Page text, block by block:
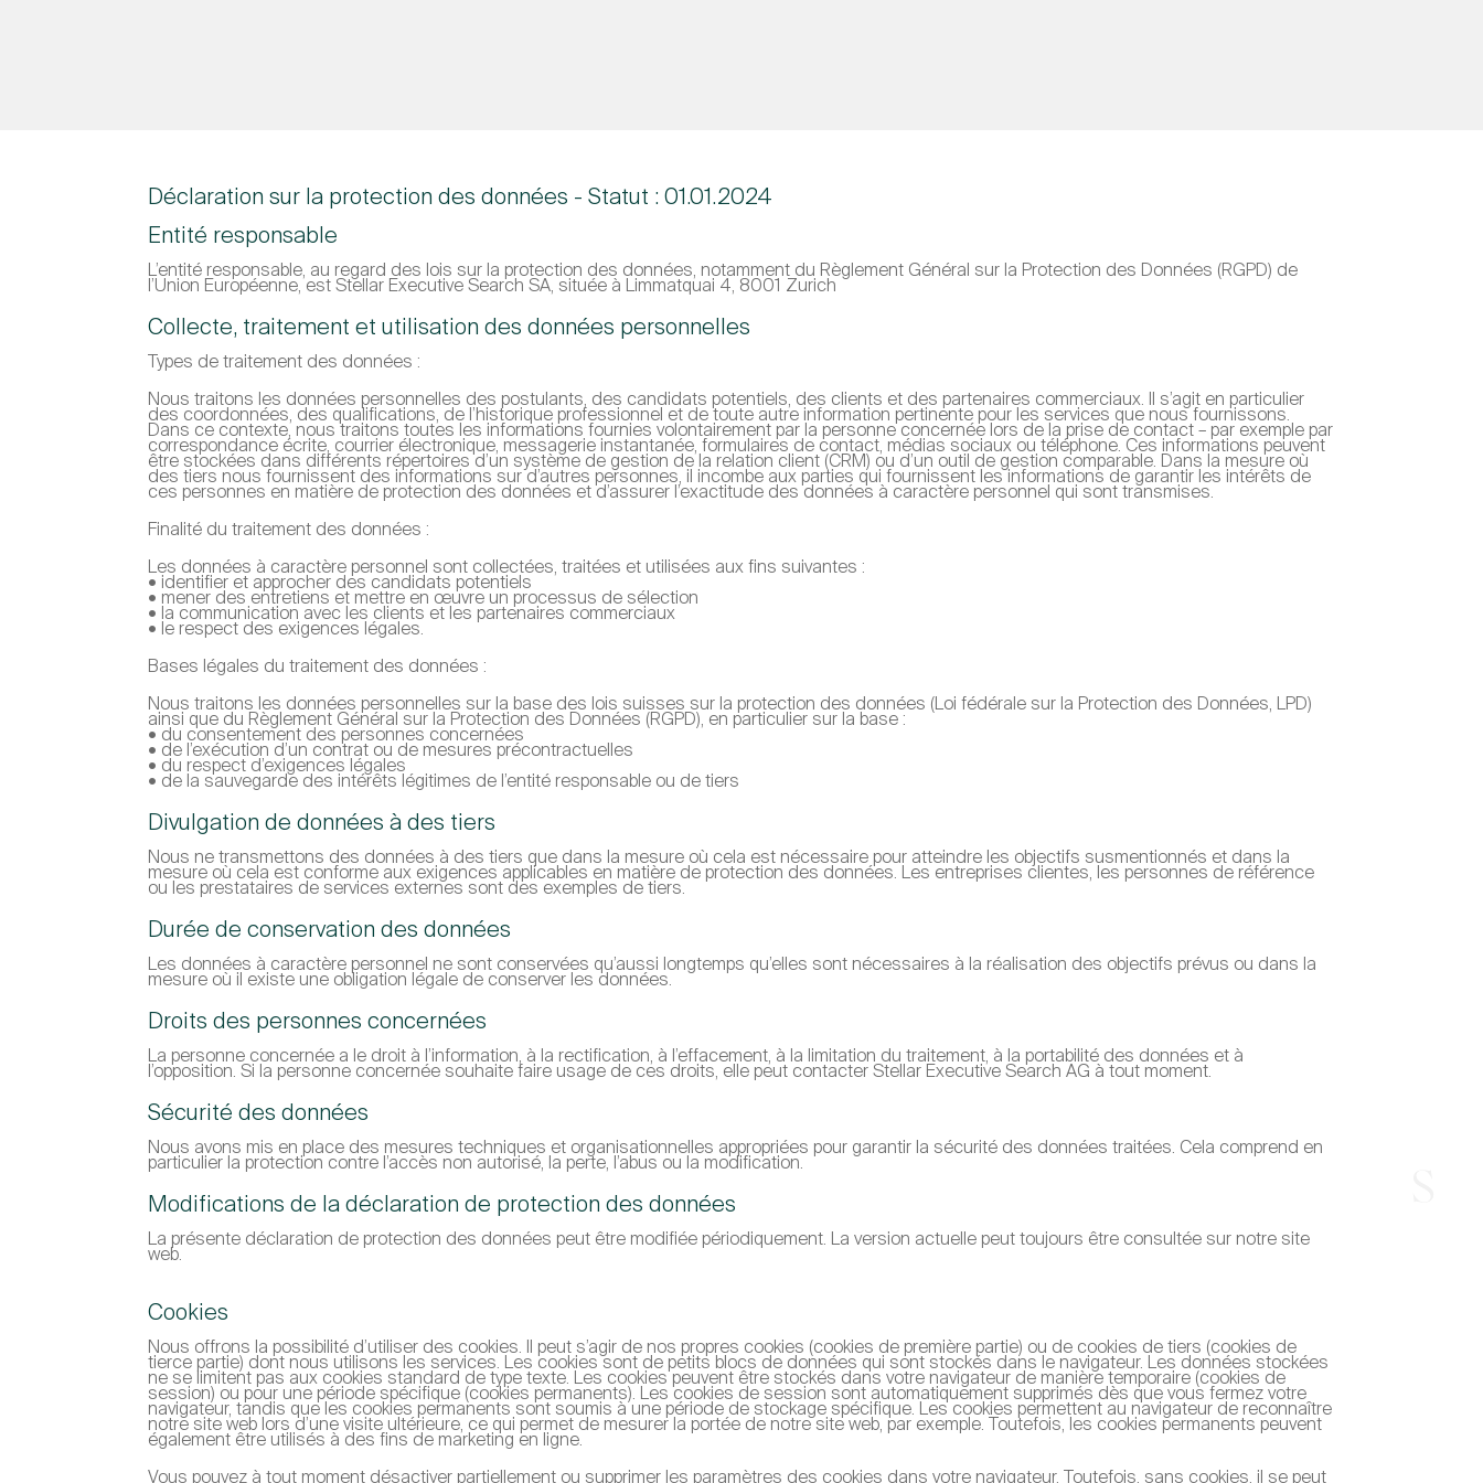
Déclaration sur la protection des données - Statut : 01.01.2024
Entité responsable
L’entité responsable, au regard des lois sur la protection des données, notamment du Règlement Général sur la Protection des Données (RGPD) de
l’Union Européenne, est Stellar Executive Search SA, située à Limmatquai 4, 8001 Zurich
Collecte, traitement et utilisation des données personnelles
Types de traitement des données :
Nous traitons les données personnelles des postulants, des candidats potentiels, des clients et des partenaires commerciaux. Il s’agit en particulier
des coordonnées, des qualifications, de l’historique professionnel et de toute autre information pertinente pour les services que nous fournissons.
Dans ce contexte, nous traitons toutes les informations fournies volontairement par la personne concernée lors de la prise de contact – par exemple par
correspondance écrite, courrier électronique, messagerie instantanée, formulaires de contact, médias sociaux ou téléphone. Ces informations peuvent
être stockées dans différents répertoires d’un système de gestion de la relation client (CRM) ou d’un outil de gestion comparable. Dans la mesure où
des tiers nous fournissent des informations sur d’autres personnes, il incombe aux parties qui fournissent les informations de garantir les intérêts de
ces personnes en matière de protection des données et d’assurer l’exactitude des données à caractère personnel qui sont transmises.
Finalité du traitement des données :
Les données à caractère personnel sont collectées, traitées et utilisées aux fins suivantes :
• identifier et approcher des candidats potentiels
• mener des entretiens et mettre en œuvre un processus de sélection
• la communication avec les clients et les partenaires commerciaux
• le respect des exigences légales.
Bases légales du traitement des données :
Nous traitons les données personnelles sur la base des lois suisses sur la protection des données (Loi fédérale sur la Protection des Données, LPD)
ainsi que du Règlement Général sur la Protection des Données (RGPD), en particulier sur la base :
• du consentement des personnes concernées
• de l’exécution d’un contrat ou de mesures précontractuelles
• du respect d’exigences légales
• de la sauvegarde des intérêts légitimes de l’entité responsable ou de tiers
Divulgation de données à des tiers
Nous ne transmettons des données à des tiers que dans la mesure où cela est nécessaire pour atteindre les objectifs susmentionnés et dans la
mesure où cela est conforme aux exigences applicables en matière de protection des données. Les entreprises clientes, les personnes de référence
ou les prestataires de services externes sont des exemples de tiers.
Durée de conservation des données
Les données à caractère personnel ne sont conservées qu’aussi longtemps qu’elles sont nécessaires à la réalisation des objectifs prévus ou dans la
mesure où il existe une obligation légale de conserver les données.
Droits des personnes concernées
La personne concernée a le droit à l’information, à la rectification, à l’effacement, à la limitation du traitement, à la portabilité des données et à
l’opposition. Si la personne concernée souhaite faire usage de ces droits, elle peut contacter Stellar Executive Search AG à tout moment.
Sécurité des données
Nous avons mis en place des mesures techniques et organisationnelles appropriées pour garantir la sécurité des données traitées. Cela comprend en
particulier la protection contre l’accès non autorisé, la perte, l’abus ou la modification.
Modifications de la déclaration de protection des données
La présente déclaration de protection des données peut être modifiée périodiquement. La version actuelle peut toujours être consultée sur notre site
web.
Cookies
Nous offrons la possibilité d’utiliser des cookies. Il peut s’agir de nos propres cookies (cookies de première partie) ou de cookies de tiers (cookies de
tierce partie) dont nous utilisons les services. Les cookies sont de petits blocs de données qui sont stockés dans le navigateur. Les données stockées
ne se limitent pas aux cookies standard de type texte. Les cookies peuvent être stockés dans votre navigateur de manière temporaire (cookies de
session) ou pour une période spécifique (cookies permanents). Les cookies de session sont automatiquement supprimés dès que vous fermez votre
navigateur, tandis que les cookies permanents sont soumis à une période de stockage spécifique. Les cookies permettent au navigateur de reconnaître
notre site web lors d’une visite ultérieure, ce qui permet de mesurer la portée de notre site web, par exemple. Toutefois, les cookies permanents peuvent
également être utilisés à des fins de marketing en ligne.
Vous pouvez à tout moment désactiver partiellement ou supprimer les paramètres des cookies dans votre navigateur. Toutefois, sans cookies, il se peut